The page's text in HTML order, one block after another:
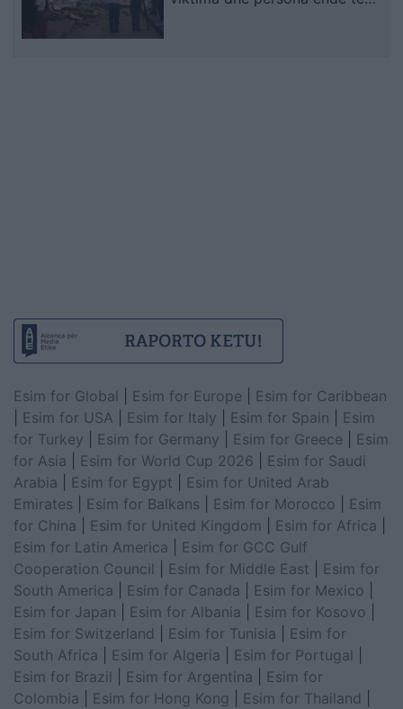
Esim for Global Esim for Europe
Esim for Caribbean
Esim for USA Esim for Italy Esim for Spain
Esim
for Turkey
Esim for Germany Esim for Greece
Esim
for Asia
Esim for World Cup 2026
Esim for Saudi
Arabia
Esim for Egypt
Esim for United Arab
Emirates
Esim for Balkans Esim for Morocco
Esim
for China
Esim for United Kingdom Esim for Africa
Esim for Latin America
Esim for GCC Gulf
Cooperation Council
Esim for Middle East
Esim for
South America
Esim for Canada Esim for Mexico
Esim for Japan
Esim for Albania Esim for Kosovo
Esim for Switzerland
Esim for Tunisia
Esim for
South Africa
Esim for Algeria Esim for Portugal
Esim for Brazil
Esim for Argentina
Esim for
Colombia
Esim for Hong Kong Esim for Thailand